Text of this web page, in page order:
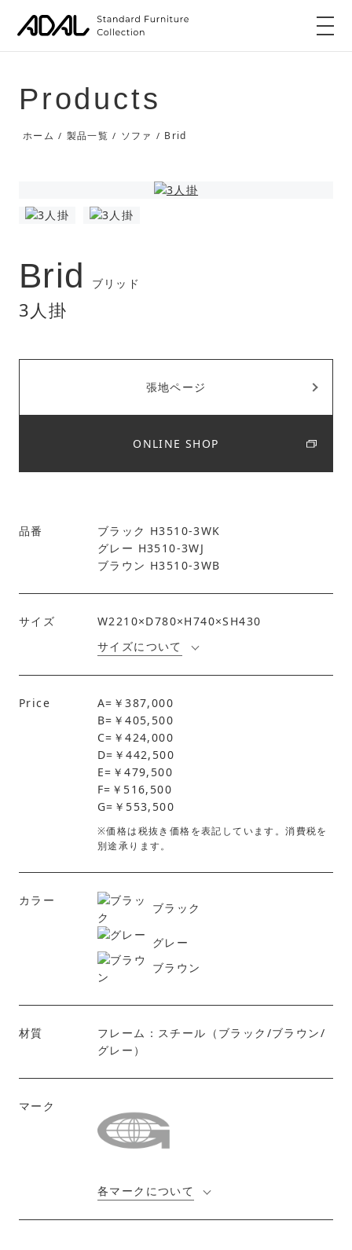
Products
ホーム / 製品一覧 / ソファ / Brid
Brid ブリッド
3人掛
張地ページ
ONLINE SHOP
品番
ブラック H3510-3WK
グレー H3510-3WJ
ブラウン H3510-3WB
サイズ
W2210×D780×H740×SH430
サイズについて
Price
A=￥387,000
B=￥405,500
C=￥424,000
D=￥442,500
E=￥479,500
F=￥516,500
G=￥553,500
※価格は税抜き価格を表記しています。消費税を
別途承ります。
カラー
ブラック
グレー
ブラウン
材質
フレーム：スチール（ブラック/ブラウン/
グレー）
マーク
各マークについて